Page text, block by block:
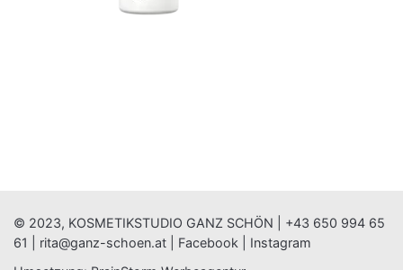
© 2023, KOSMETIKSTUDIO GANZ SCHÖN | +43 650 994 65
61
rita@ganz-schoen.at Facebook
Instagram